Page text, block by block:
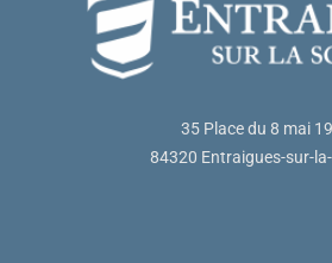
35 Place du 8 mai
84320 Entraigues-sur-